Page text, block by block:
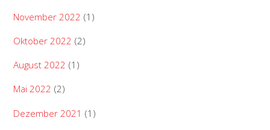
November 2022 (1)
Oktober 2022 (2)
August 2022 (1)
Mai 2022 (2)
Dezember 2021 (1)